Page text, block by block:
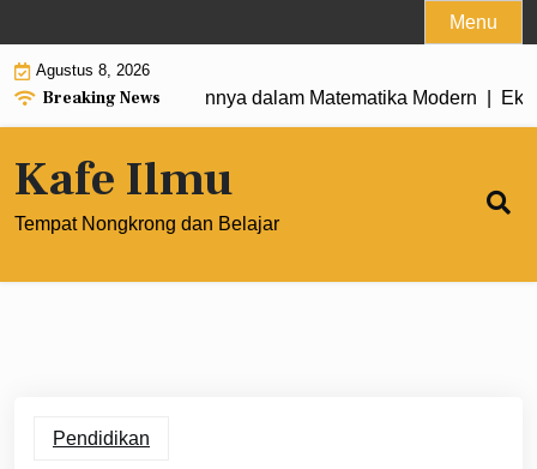
to
content
Menu
Agustus 8, 2026
Breaking News
dan Penerapannya dalam Matematika Modern |Eksponen
Kafe Ilmu
Tempat Nongkrong dan Belajar
Pendidikan